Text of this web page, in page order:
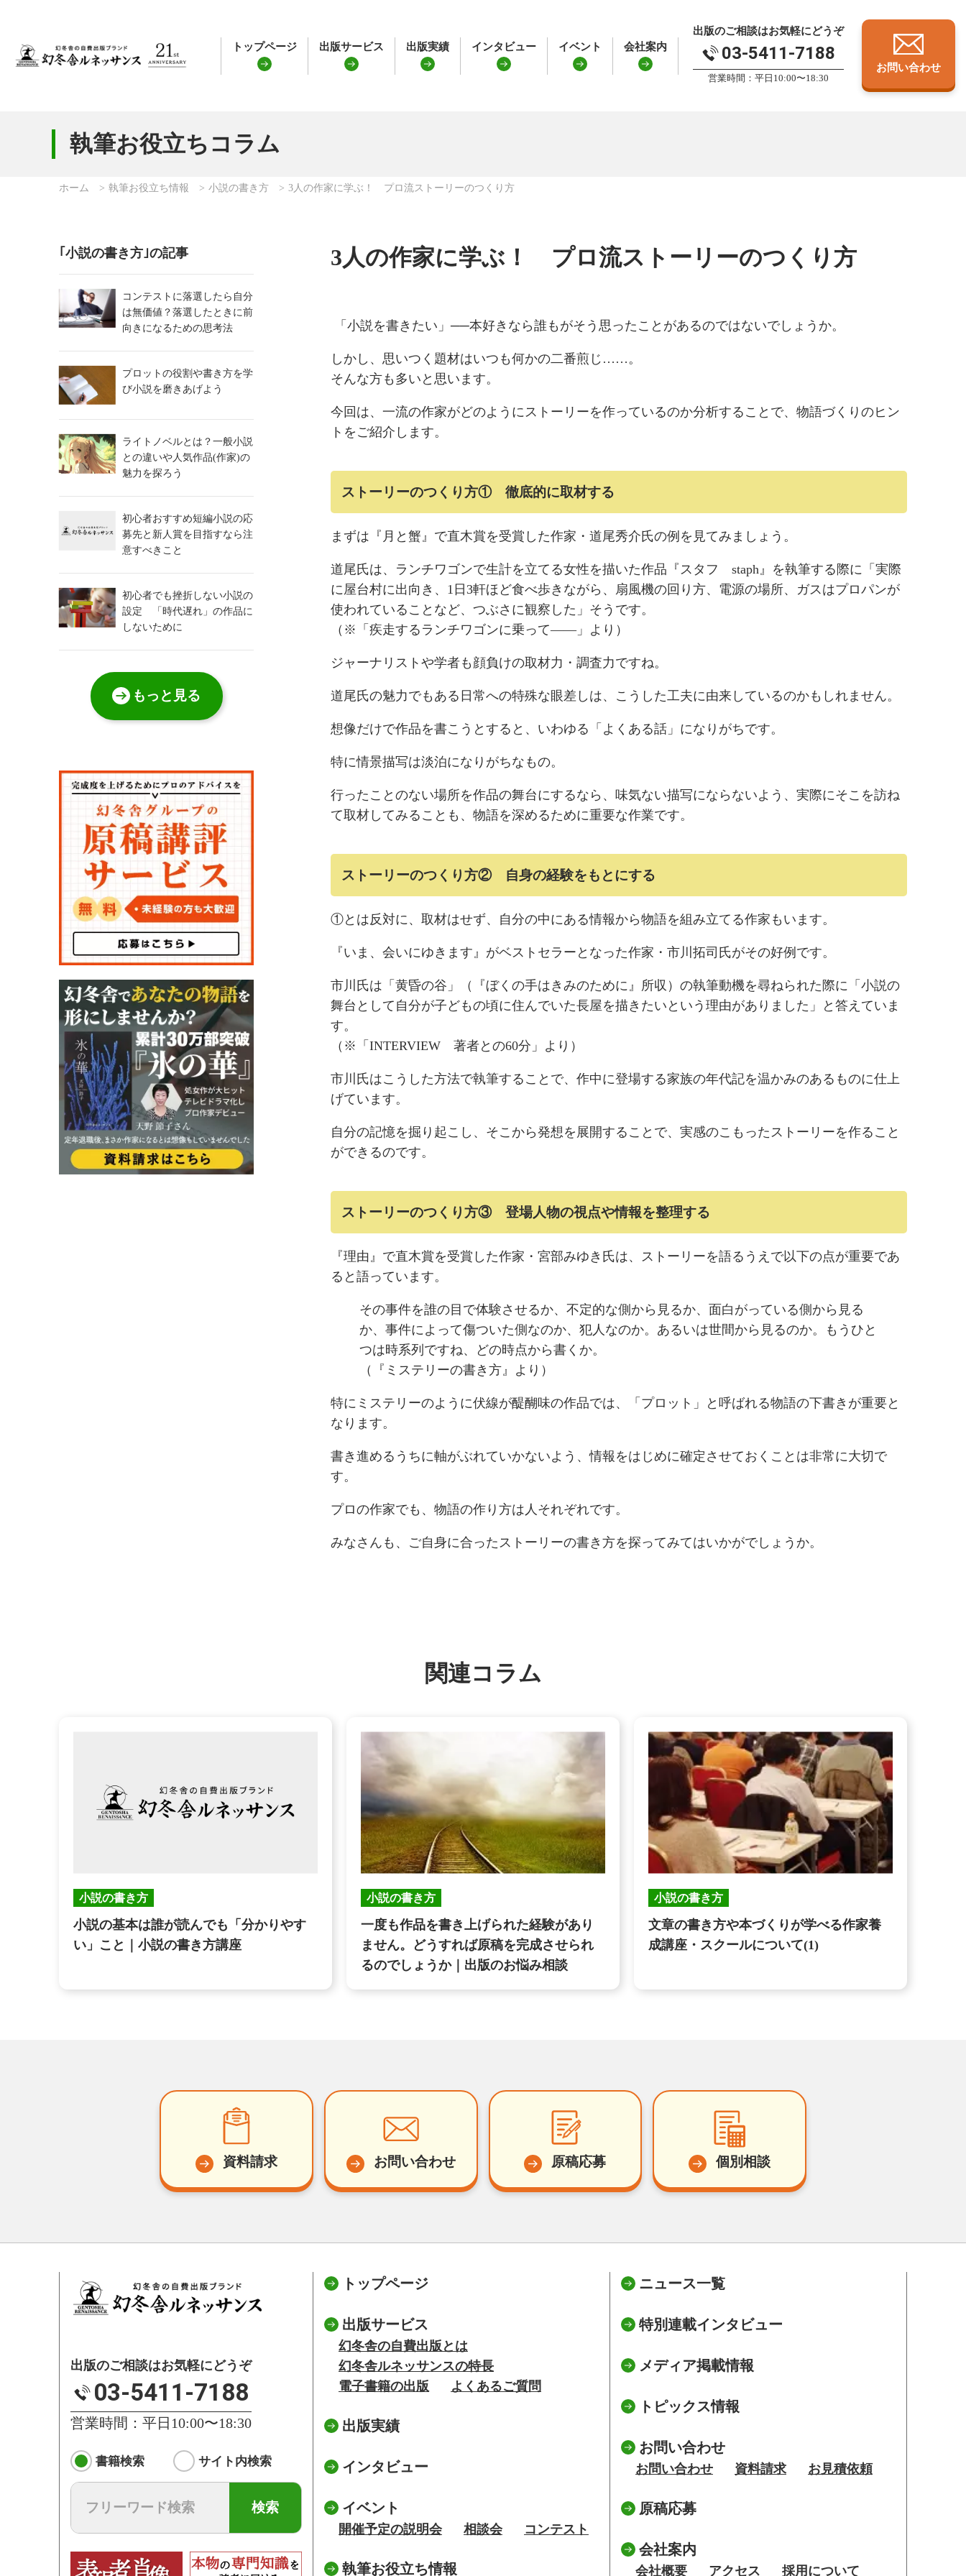
トップページ 出版サービス 出版実績 インタビュー イベント 会社案内
出版のご相談はお気軽にどうぞ
03-5411-7188
営業時間：平日10:00〜18:30
お問い合わせ
執筆お役立ちコラム
ホーム 執筆お役立ち情報 小説の書き方 3人の作家に学ぶ！ プロ流ストーリーのつくり方
3人の作家に学ぶ！ プロ流ストーリーのつくり方
「小説を書きたい」──本好きなら誰もがそう思ったことがあるのではないでしょうか。
しかし、思いつく題材はいつも何かの二番煎じ……。
そんな方も多いと思います。
今回は、一流の作家がどのようにストーリーを作っているのか分析することで、物語づくりのヒン
トをご紹介します。
ストーリーのつくり方① 徹底的に取材する
まずは『月と蟹』で直木賞を受賞した作家・道尾秀介氏の例を見てみましょう。
道尾氏は、ランチワゴンで生計を立てる女性を描いた作品『スタフ staph』を執筆する際に「実際
に屋台村に出向き、1日3軒ほど食べ歩きながら、扇風機の回り方、電源の場所、ガスはプロパンが
使われていることなど、つぶさに観察した」そうです。
（※ 「疾走するランチワゴンに乗って――」 より）
ジャーナリストや学者も顔負けの取材力・調査力ですね。
道尾氏の魅力でもある日常への特殊な眼差しは、こうした工夫に由来しているのかもしれません。
想像だけで作品を書こうとすると、いわゆる「よくある話」になりがちです。
特に情景描写は淡泊になりがちなもの。
行ったことのない場所を作品の舞台にするなら、味気ない描写にならないよう、実際にそこを訪ね
て取材してみることも、物語を深めるために重要な作業です。
ストーリーのつくり方② 自身の経験をもとにする
①とは反対に、取材はせず、自分の中にある情報から物語を組み立てる作家もいます。
『いま、会いにゆきます』がベストセラーとなった作家・市川拓司氏がその好例です。
市川氏は「黄昏の谷」（『ぼくの手はきみのために』所収）の執筆動機を尋ねられた際に「小説の
舞台として自分が子どもの頃に住んでいた長屋を描きたいという理由がありました」と答えていま
す。
（※ 「INTERVIEW 著者との60分」 より）
市川氏はこうした方法で執筆することで、作中に登場する家族の年代記を温かみのあるものに仕上
げています。
自分の記憶を掘り起こし、そこから発想を展開することで、実感のこもったストーリーを作ること
ができるのです。
ストーリーのつくり方③ 登場人物の視点や情報を整理する
『理由』で直木賞を受賞した作家・宮部みゆき氏は、ストーリーを語るうえで以下の点が重要であ
ると語っています。
その事件を誰の目で体験させるか、不定的な側から見るか、面白がっている側から見る
か、事件によって傷ついた側なのか、犯人なのか。あるいは世間から見るのか。もうひと
つは時系列ですね、どの時点から書くか。
（
『ミステリーの書き方』 より）
特にミステリーのように伏線が醍醐味の作品では、「プロット」と呼ばれる物語の下書きが重要と
なります。
書き進めるうちに軸がぶれていかないよう、情報をはじめに確定させておくことは非常に大切で
す。
プロの作家でも、物語の作り方は人それぞれです。
みなさんも、ご自身に合ったストーリーの書き方を探ってみてはいかがでしょうか。
｢小説の書き方｣の記事
コンテストに落選したら自分
は無価値？落選したときに前
向きになるための思考法
プロットの役割や書き方を学
び小説を磨きあげよう
ライトノベルとは？一般小説
との違いや人気作品(作家)の
魅力を探ろう
初心者おすすめ短編小説の応
募先と新人賞を目指すなら注
意すべきこと
初心者でも挫折しない小説の
設定 「時代遅れ」の作品に
しないために
もっと見る
関連コラム
小説の書き方
小説の基本は誰が読んでも「分かりやす
い」こと｜小説の書き方講座
小説の書き方
一度も作品を書き上げられた経験があり
ません。どうすれば原稿を完成させられ
るのでしょうか｜出版のお悩み相談
小説の書き方
文章の書き方や本づくりが学べる作家養
成講座・スクールについて(1)
資料請求 お問い合わせ 原稿応募 個別相談
出版のご相談はお気軽にどうぞ
03-5411-7188
営業時間：平日10:00〜18:30
書籍検索 サイト内検索
検索
トップページ
出版サービス
幻冬舎の自費出版とは
幻冬舎ルネッサンスの特長
電子書籍の出版
よくあるご質問
出版実績
インタビュー
イベント
開催予定の説明会 相談会 コンテスト
執筆お役立ち情報
ニュース一覧
特別連載インタビュー
メディア掲載情報
トピックス情報
お問い合わせ
お問い合わせ 資料請求 お見積依頼
原稿応募
会社案内
会社概要 アクセス 採用について